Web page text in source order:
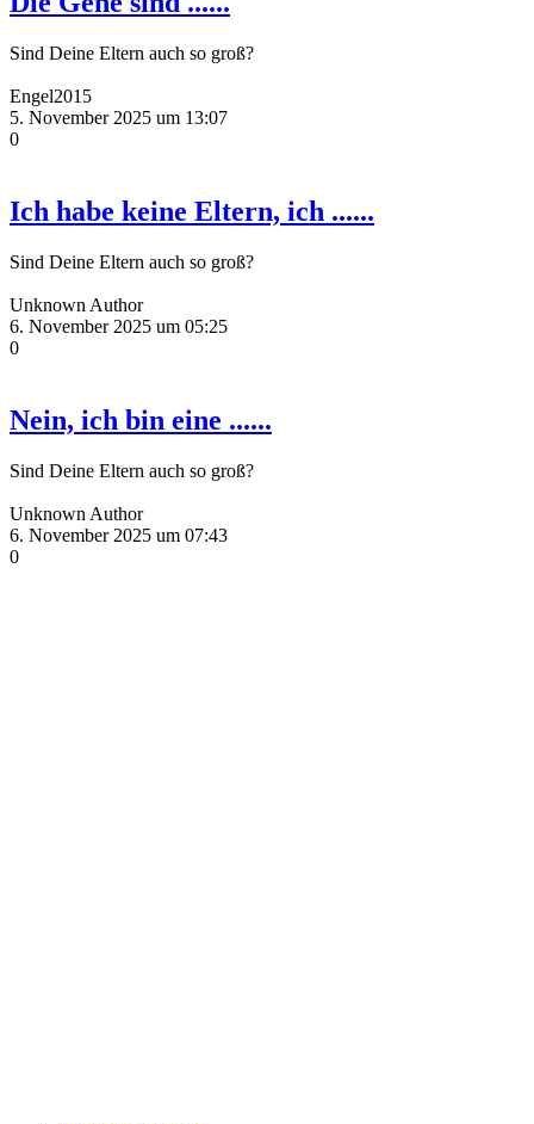
Sind Deine Eltern auch so groß?
Engel2015
5. November 2025 um 13:07
0
Ich habe keine Eltern, ich ......
Sind Deine Eltern auch so groß?
Unknown Author
6. November 2025 um 05:25
0
Nein, ich bin eine ......
Sind Deine Eltern auch so groß?
Unknown Author
6. November 2025 um 07:43
0